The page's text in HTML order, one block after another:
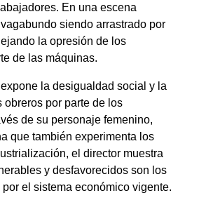
En una escena
siendo arrastrado por
la opresión de los
de las máquinas.
la desigualdad social y la
obreros por parte de los
de su personaje femenino,
que también experimenta los
el director muestra
y desfavorecidos son los
el sistema económico vigente.